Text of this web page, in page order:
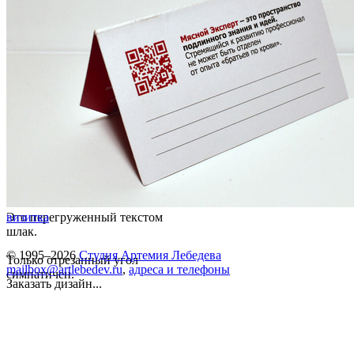
Это перегруженный текстом
шлак.
Только отрезанный угол
симпатичен.
визитка
© 1995–2026 Студия Артемия Лебедева
mailbox@artlebedev.ru, адреса и телефоны
Заказать дизайн...